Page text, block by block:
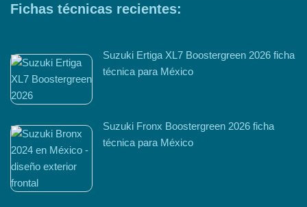
Fichas técnicas recientes:
Suzuki Ertiga XL7 Boostergreen 2026 ficha
técnica para México
Suzuki Fronx Boostergreen 2026 ficha
técnica para México